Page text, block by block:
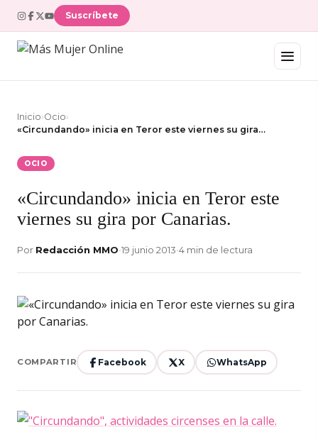
Suscríbete
Inicio›Ocio›
«Circundando» inicia en Teror este viernes su gira…
OCIO
«Circundando» inicia en Teror este
viernes su gira por Canarias.
Por Redacción MMO•19 junio 2013•4 min de lectura
COMPARTIR Facebook X WhatsApp